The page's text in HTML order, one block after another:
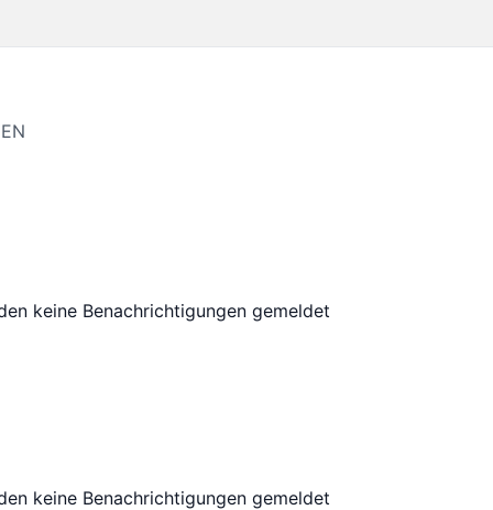
keine Benachrichtigungen gemeldet
keine Benachrichtigungen gemeldet